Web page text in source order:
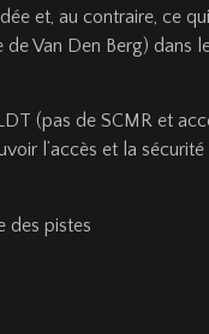
et, au contraire, ce
de Van Den Berg) dans
(pas de SCMR et
l’accès et la
des pistes